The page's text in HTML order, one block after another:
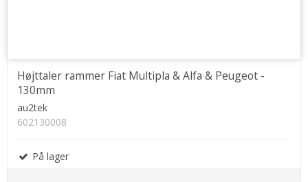
Højttaler rammer Fiat Multipla & Alfa & Peugeot -
130mm
au2tek
602130008
På lager